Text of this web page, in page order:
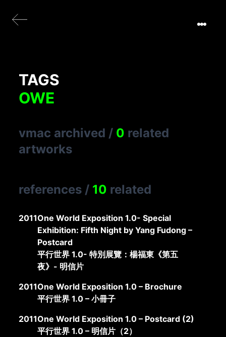
TAGS
OWE
vmac archived / 0 related
artworks
references / 10 related
2011One World Exposition 1.0- Special
Exhibition: Fifth Night by Yang Fudong –
Postcard
平行世界 1.0- 特別展覽：楊福東《第五
夜》- 明信片
2011One World Exposition 1.0 – Brochure
平行世界 1.0 – 小冊子
2011One World Exposition 1.0 – Postcard (2)
平行世界 1.0 – 明信片（2）